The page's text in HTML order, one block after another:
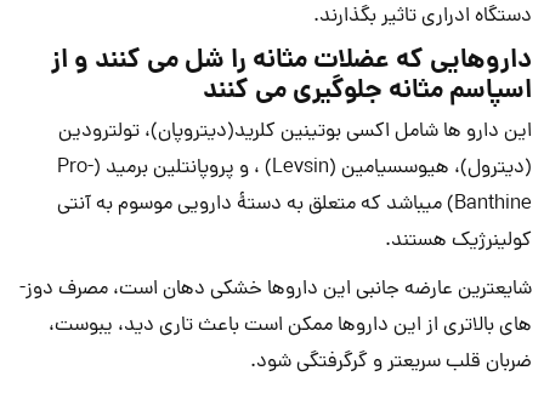
دستگاه ادراری تاثیر بگذارند.
داروهایی که عضلات مثانه را شل می کنند و از
اسپاسم مثانه جلوگیری می کنند
این دارو ها شامل اکسی بوتینین کلرید(دیتروپان)، تولترودین
(دیترول)، هیوسسیامین (Levsin) ، و پروپانتلین برمید (Pro-
Banthine) می­باشد که متعلق به دستۀ دارویی موسوم به آنتی
کولینرژیک هستند.
شایعترین عارضه جانبی این دارو­ها خشکی دهان است، مصرف دوز­
های بالاتری از این دارو­ها ممکن است باعث تاری دید، یبوست،
ضربان قلب سریعتر و گرگرفتگی شود.